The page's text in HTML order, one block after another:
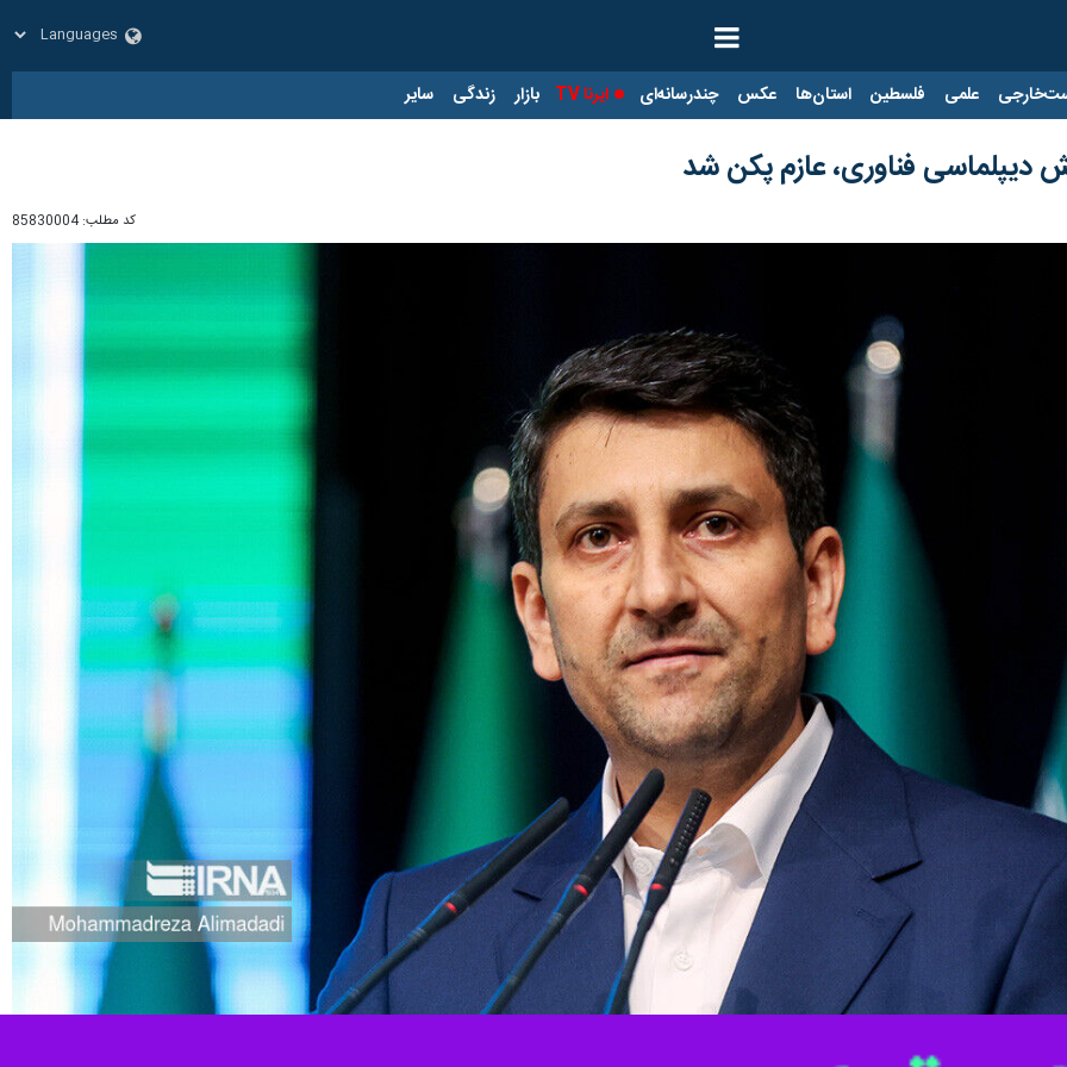
علمی فلسطین استان‌ها عکس چندرسانه‌ای ایرنا TV بازار زندگی سایر
فناوری، عازم پکن شد
کد مطلب: 85830004